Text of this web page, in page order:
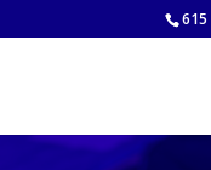
615